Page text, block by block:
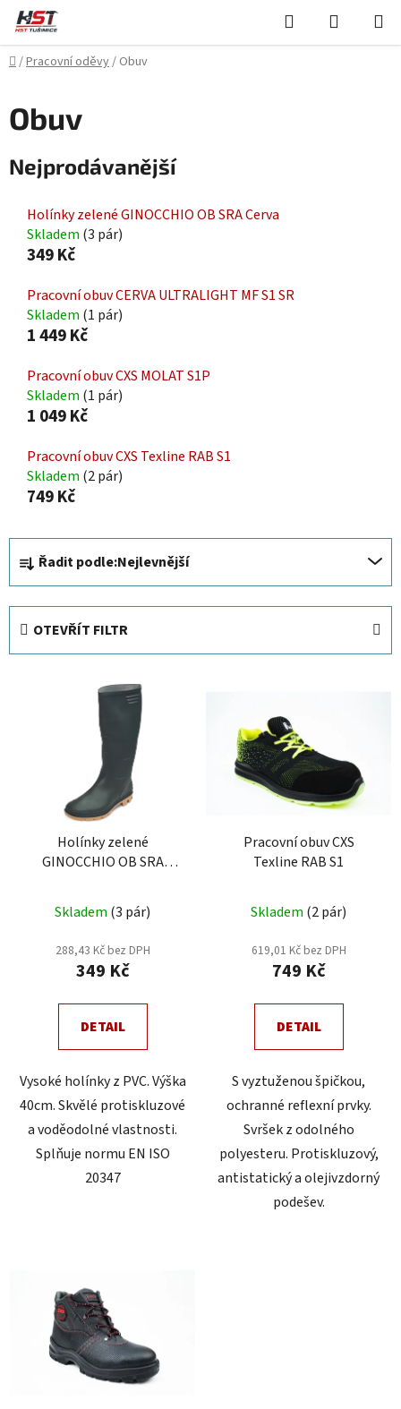
Přejít
obsah
Hledat
KOŠÍK
Domů
/Pracovní oděvy/ Obuv
Obuv
Nejprodávanější
Holínky zelené GINOCCHIO OB SRA Cerva
Skladem (3 pár)
349 Kč
Pracovní obuv CERVA ULTRALIGHT MF S1 SR
Skladem (1 pár)
1 449 Kč
Pracovní obuv CXS MOLAT S1P
Skladem (1 pár)
1 049 Kč
Pracovní obuv CXS Texline RAB S1
Skladem (2 pár)
749 Kč
Ř
a
z
Řadit podle:Nejlevnější
OTEVŘÍT FILTR
Holínky zelené
GINOCCHIO OB SRA
Skladem (3 pár)
288,43 Kč bez DPH
349 Kč
DETAIL
Vysoké holínky z PVC. Výška
40cm. Skvělé protiskluzové
a voděodolné vlastnosti.
Splňuje normu EN ISO
20347
Pracovní obuv CXS
Texline RAB S1
hodnocení
produktu
je
z
Skladem (2 pár)
619,01 Kč bez DPH
749 Kč
DETAIL
S vyztuženou špičkou,
ochranné reflexní prvky.
Svršek z odolného
polyesteru. Protiskluzový,
antistatický a olejivzdorný
podešev.